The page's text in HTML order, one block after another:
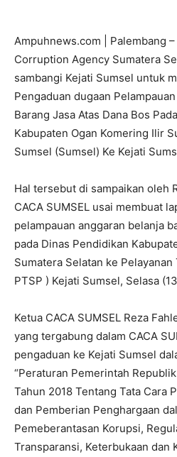
Ampuhnews.com | Palembang
Corruption Agency Sumatera
sambangi Kejati Sumsel untuk
Pengaduan dugaan
Barang Jasa Atas Dana Bos
Kabupaten Ogan Komering Ilir
Sumsel (Sumsel) Ke Kejati
Hal tersebut di sampaikan oleh
CACA SUMSEL usai membuat
pelampauan anggaran belanja
pada Dinas Pendidikan
Sumatera Selatan ke
PTSP ) Kejati Sumsel, Selasa
Ketua CACA SUMSEL Reza
yang tergabung dalam CACA
pengaduan ke Kejati Sumsel
“Peraturan Pemerintah
Tahun 2018 Tentang Tata Cara
dan Pemberian Penghargaan
Pemeberantasan Korupsi,
Transparansi, Keterbukaan dan